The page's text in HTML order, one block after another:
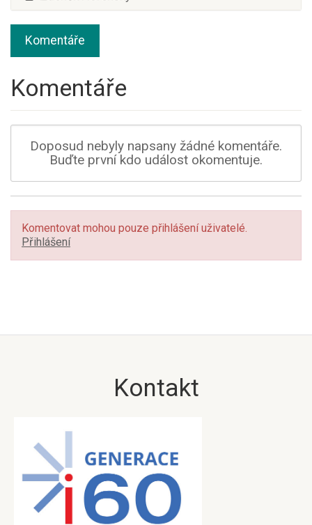
Komentáře
Komentáře
Doposud nebyly napsany žádné komentáře.
Buďte první kdo událost okomentuje.
Komentovat mohou pouze přihlášení uživatelé.
Přihlášení
Kontakt